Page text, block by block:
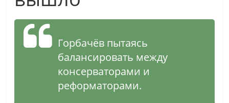
Горбачёв пытаясь
балансировать между
консерваторами и
реформаторами.